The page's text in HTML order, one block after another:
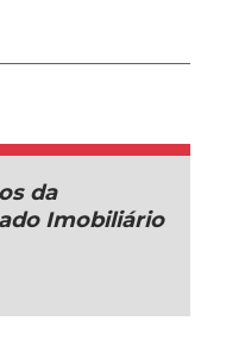
da
Imobiliário